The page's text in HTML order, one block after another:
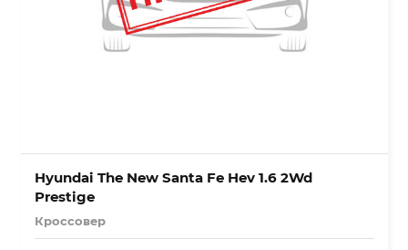
Hyundai The New Santa Fe Hev 1.6 2Wd
Prestige
Кроссовер